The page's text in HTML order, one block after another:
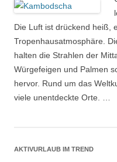
Die Luft ist drückend heiß,
Tropenhausatmosphäre.
halten die Strahlen der
Würgefeigen und Palmen
hervor. Rund um das
viele unentdeckte Orte. …
AKTIVURLAUB IM TREND